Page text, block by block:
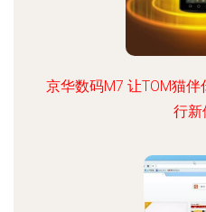
京华数码M7 让TOM猫
行新